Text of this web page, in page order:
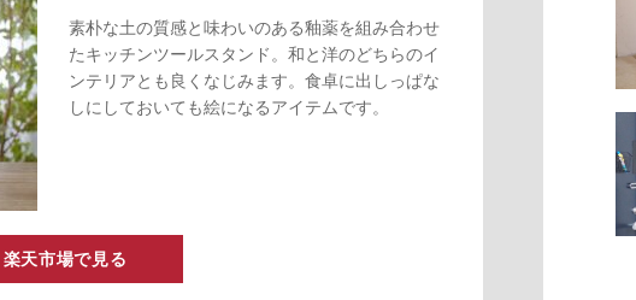
素朴な土の質感と味わいのある釉薬を組み合わせ
たキッチンツールスタンド。和と洋のどちらのイ
ンテリアとも良くなじみます。食卓に出しっぱな
しにしておいても絵になるアイテムです。
楽天市場で見る